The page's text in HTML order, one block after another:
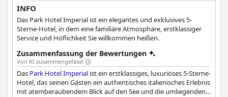
INFO
Das Park Hotel Imperial ist ein elegantes und exklusives 5-
Sterne-Hotel, in dem eine familiäre Atmosphäre, erstklassiger
Service und Höflichkeit Sie willkommen heißen.
Zusammenfassung der Bewertungen
Von KI zusammengefasst
Das Park Hotel Imperial ist ein erstklassiges, luxuriöses 5-Sterne-
Hotel, das seinen Gästen ein authentisches italienisches Erlebnis
mit atemberaubendem Blick auf den See und die umliegenden